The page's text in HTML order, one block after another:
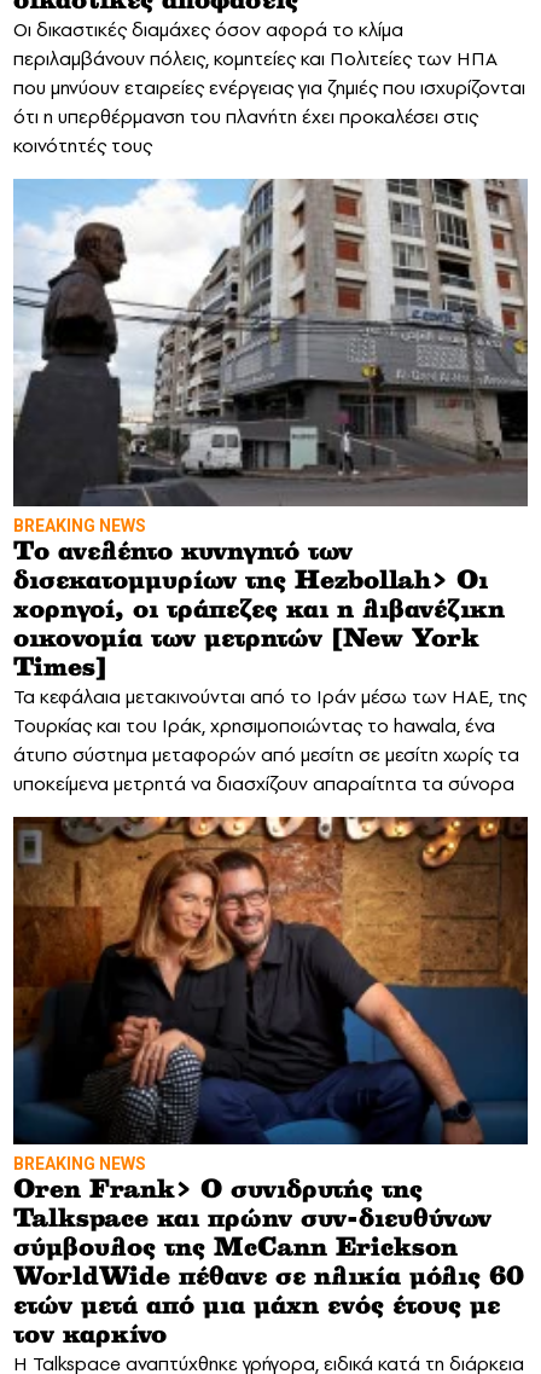
Οι δικαστικές διαμάχες όσον αφορά το κλίμα
περιλαμβάνουν πόλεις, κομητείες και Πολιτείες των ΗΠΑ
που μηνύουν εταιρείες ενέργειας για ζημιές που ισχυρίζονται
ότι η υπερθέρμανση του πλανήτη έχει προκαλέσει στις
κοινότητές τους
BREAKING NEWS
Tο ανελέητο κυνηγητό των
δισεκατομμυρίων της Hezbollah> Οι
χορηγοί, οι τράπεζες και η λιβανέζικη
οικονομία των μετρητών [New York
Times]
Τα κεφάλαια μετακινούνται από το Ιράν μέσω των ΗAE, της
Τουρκίας και του Ιράκ, χρησιμοποιώντας το hawala, ένα
άτυπο σύστημα μεταφορών από μεσίτη σε μεσίτη χωρίς τα
υποκείμενα μετρητά να διασχίζουν απαραίτητα τα σύνορα
BREAKING NEWS
Oren Frank> Ο συνιδρυτής της
Talkspace και πρώην συν-διευθύνων
σύμβουλος της McCann Erickson
WorldWide πέθανε σε ηλικία μόλις 60
ετών μετά από μια μάχη ενός έτους με
τον καρκίνο
Η Talkspace αναπτύχθηκε γρήγορα, ειδικά κατά τη διάρκεια